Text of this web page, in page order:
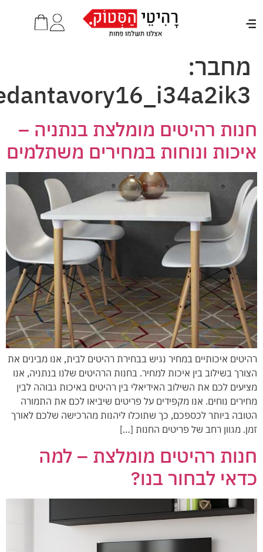
מחבר:
edantavory16_i34a2ik3
חנות רהיטים מומלצת בנתניה –
איכות ונוחות במחירים משתלמים
רהיטים איכותיים במחיר נגיש בבחירת רהיטים לבית, אנו מבינים את
הצורך בשילוב בין איכות למחיר. בחנות הרהיטים שלנו בנתניה, אנו
מציעים לכם את השילוב האידיאלי בין רהיטים באיכות גבוהה לבין
מחירים נוחים. אנו מקפידים על פריטים שיביאו לכם את התמורה
הטובה ביותר לכספכם, כך שתוכלו ליהנות מהרכישה שלכם לאורך
זמן. מגוון רחב של פריטים החנות […]
חנות רהיטים מומלצת – למה
כדאי לבחור בנו?